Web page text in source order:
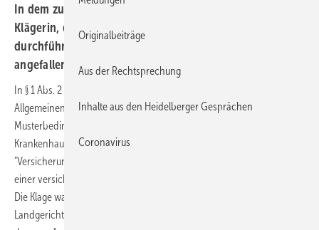
In dem zugrunde liegenden Rechtsstreit begehrte die
Klägerin, die eine solche Operation erfolgreich hatte
durchführen lassen, die Erstattung der dafür
angefallenen Kosten in Höhe von rund 3.500 €.
In § 1 Abs. 2 der dem Versicherungsvertrag zugrunde liegenden
Allgemeinen Versicherungsbedingungen, die insoweit den
Musterbedingungen für die Krankheitskosten- und
Krankenhaustagegeldversicherung (MB/KK) entsprechen, heißt es:
"Versicherungsfall ist die medizinisch notwendige Heilbehandlung
einer versicherten Person wegen Krankheit oder Unfallfolgen (…)."
Die Klage war in den Vorinstanzen erfolglos geblieben. Das
Landgericht als Berufungsgericht hat im Anschluss an Ausführungen
Originalbeiträge
Aus der Rechtsprechung
Inhalte aus den Heidelberger Gesprächen
Coronavirus